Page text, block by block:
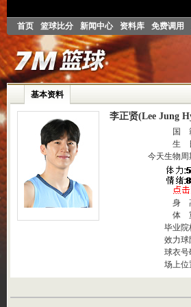
首页 篮球比分 新闻中心 资料库 免费调用
基本资料
李正贤(Lee Jung
国
生
今天生物周
身
体
毕业院
效力球
球衣号
场上位